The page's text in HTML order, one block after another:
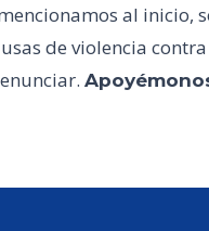
al inicio,
de violencia